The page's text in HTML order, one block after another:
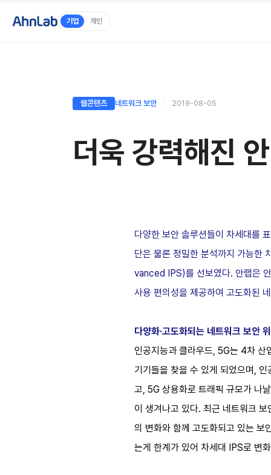
기업 개인
웹콘텐츠 네트워크 보안 2019-08-05
더욱 강력해진
다양한 보안 솔루션들이 차세대를
단은 물론 정밀한 분석까지 가능한
vanced IPS)를 선보였다. 안랩은
사용 편의성을 제공하여 고도화된
다양화·고도화되는 네트워크 보안
인공지능과 클라우드, 5G는 4차 산
기기들을 찾을 수 있게 되었으며,
고, 5G 상용화로 트래픽 규모가 나
이 생겨나고 있다. 최근 네트워크
의 변화와 함께 고도화되고 있는 보
는게 한계가 있어 차세대 IPS로 변